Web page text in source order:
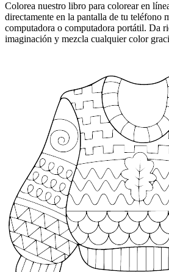
Colorea nuestro libro para colorear en
directamente en la pantalla de tu teléfono
computadora o computadora portátil. Da
imaginación y mezcla cualquier color